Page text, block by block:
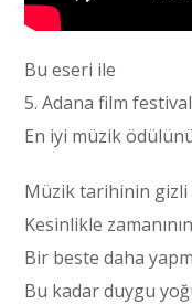
Bu eseri ile
5. Adana film
En iyi müzik
Müzik tarihinin gizli
Kesinlikle
Bir beste daha
Bu kadar duygu